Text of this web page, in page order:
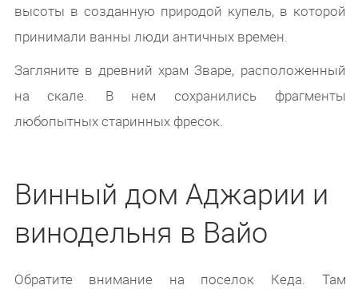
высоты в созданную природой купель, в которой
принимали ванны люди античных времен.
Загляните в древний храм Зваре, расположенный
на скале. В нем сохранились фрагменты
любопытных старинных фресок.
Винный дом Аджарии и
винодельня в Вайо
Обратите внимание на поселок Кеда. Там